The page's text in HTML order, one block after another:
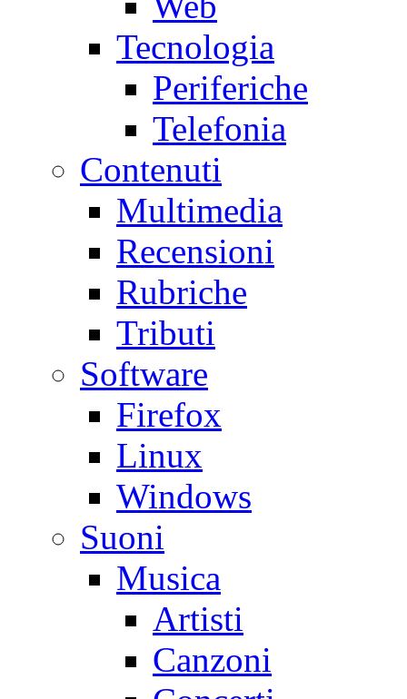
Tecnologia
Periferiche
Telefonia
Contenuti
Multimedia
Recensioni
Rubriche
Tributi
Software
Firefox
Linux
Windows
Suoni
Musica
Artisti
Canzoni